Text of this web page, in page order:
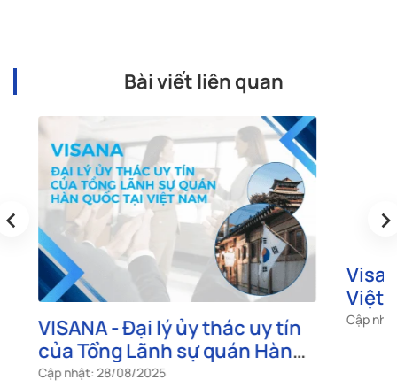
Bài viết liên quan
VISANA - Đại lý ủy thác uy tín
của Tổng Lãnh sự quán Hàn
Quốc tại Việt Nam
Cập nhật: 28/08/2025
Visa
‹ ›